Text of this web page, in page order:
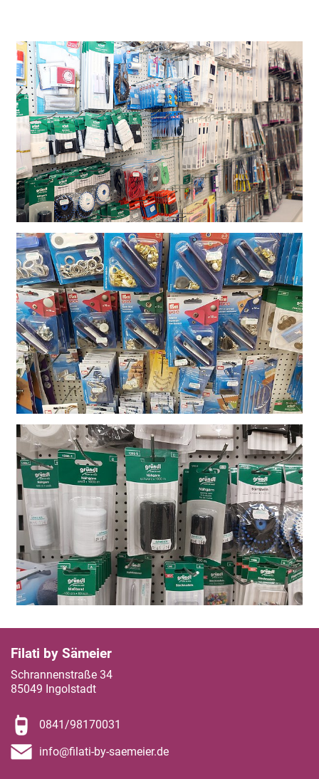
Filati by Sämeier
Schrannenstraße 34
85049 Ingolstadt
0841/98170031
info@filati-by-saemeier.de